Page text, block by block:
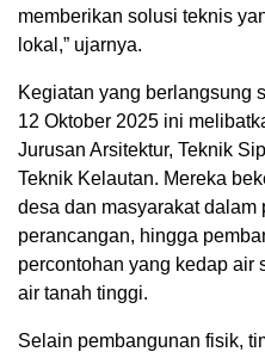
memberikan solusi teknis
lokal,” ujarnya.
Kegiatan yang berlangsung
12 Oktober 2025 ini
Jurusan Arsitektur, Teknik
Teknik Kelautan. Mereka
desa dan masyarakat dalam
perancangan, hingga
percontohan yang kedap air
air tanah tinggi.
Selain pembangunan fisik,